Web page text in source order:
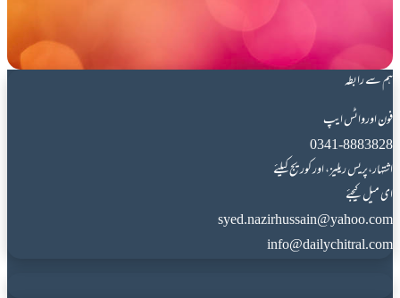
ہم سے رابطہ
فون اورواٹس ایپ
0341-8883828
اشتہار،پریس ریلیز، اور کوریج کیلئے
ای میل کیجئے
syed.nazirhussain@yahoo.com
info@dailychitral.com